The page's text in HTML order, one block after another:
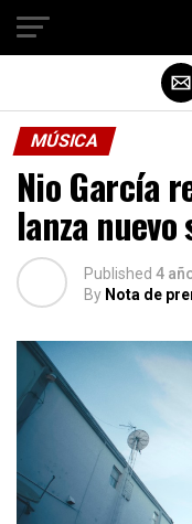
MÚSICA
Nio García
lanza nuevo
Published 4
By Nota de